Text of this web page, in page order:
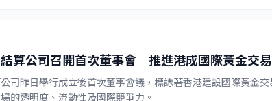
算公司召開首次董事會 推進港成國際黃金交
司昨日舉行成立後首次董事會議，標誌著香港建設國際黃金
的透明度、流動性及國際競爭力。